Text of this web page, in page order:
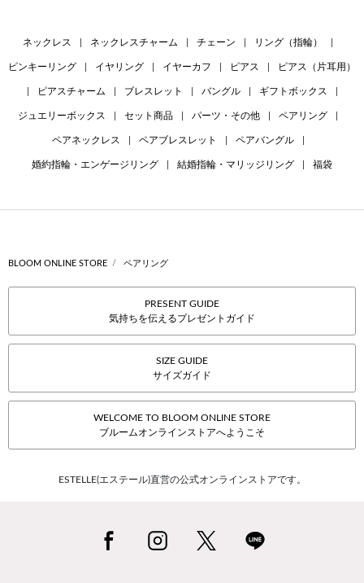
ネックレス ネックレスチャーム チェーン リング（指輪）
ピンキーリング イヤリング イヤーカフ ピアス ピアス（片耳用）
ピアスチャーム ブレスレット バングル ギフトボックス
ジュエリーボックス セット商品 パーツ・その他 ペアリング
ペアネックレス ペアブレスレット ペアバングル
婚約指輪・エンゲージリング 結婚指輪・マリッジリング 福袋
BLOOM ONLINE STORE ペアリング
PRESENT GUIDE
気持ちを伝えるプレゼントガイド
SIZE GUIDE
サイズガイド
WELCOME TO BLOOM ONLINE STORE
ブルームオンラインストアへようこそ
ESTELLE(エステール)直営の公式オンラインストアです。